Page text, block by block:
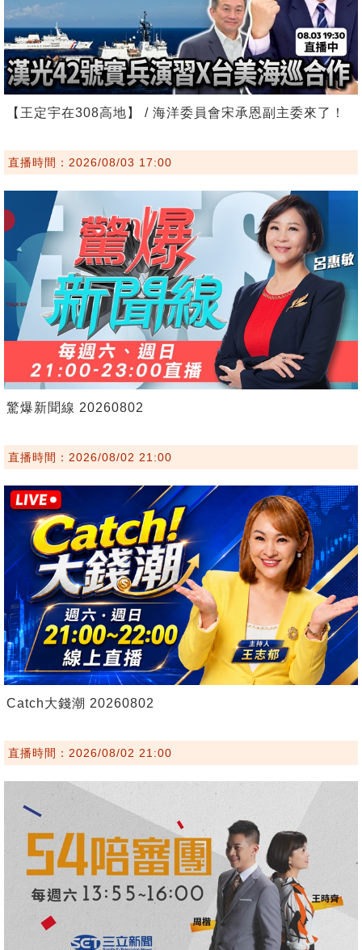
【王定宇在308高地】 / 海洋委員會宋承恩副主委來了！
直播時間：2026/08/03 17:00
驚爆新聞線 20260802
直播時間：2026/08/02 21:00
Catch大錢潮 20260802
直播時間：2026/08/02 21:00